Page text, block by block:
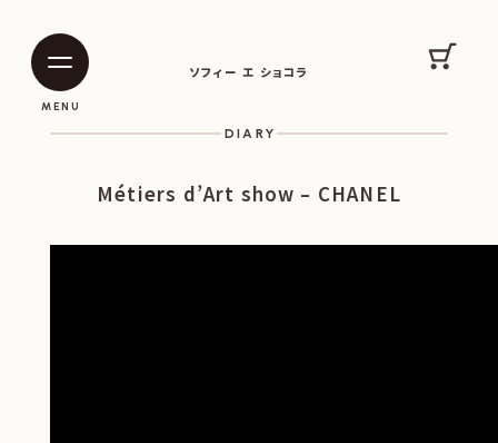
ソフィー エ ショコラ
MENU
カー
DIARY
Métiers d’Art show – CHANEL